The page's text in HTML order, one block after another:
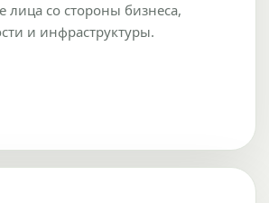
лица со стороны бизнеса,
и инфраструктуры.